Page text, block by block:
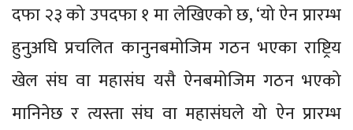
दफा २३ को उपदफा १ मा लेखिएको छ, ‘यो ऐन प्रारम्भ
हुनुअघि प्रचलित कानुनबमोजिम गठन भएका राष्ट्रिय
खेल संघ वा महासंघ यसै ऐनबमोजिम गठन भएको
मानिनेछ र त्यस्ता संघ वा महासंघले यो ऐन प्रारम्भ